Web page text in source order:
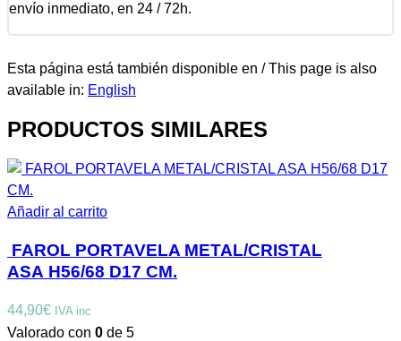
envío inmediato, en 24 / 72h.
Esta página está también disponible en / This page is also
available in: English
PRODUCTOS SIMILARES
Añadir al carrito
FAROL PORTAVELA METAL/CRISTAL
ASA H56/68 D17 CM.
44,90€ IVA inc
Valorado con 0 de 5